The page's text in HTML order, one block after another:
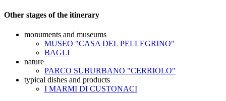
Other stages of the itinerary
monuments and museums
MUSEO "CASA DEL PELLEGRINO"
BAGLI
nature
PARCO SUBURBANO "CERRIOLO"
typical dishes and products
I MARMI DI CUSTONACI